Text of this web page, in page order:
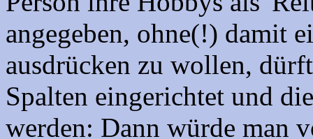
angegeben, ohne(!) damit
ausdrücken zu wollen,
Spalten eingerichtet und
werden: Dann würde man